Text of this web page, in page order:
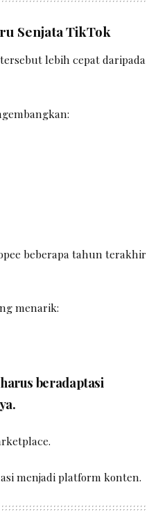
Senjata TikTok
lebih cepat daripada
beberapa tahun terakhir
menarik:
beradaptasi
menjadi platform konten.